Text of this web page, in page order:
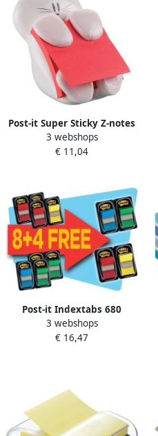
Post-it Super Sticky Z-notes
dispenser kat voor ft 76 x
76 met 1 blok van 90
3 webshops
€ 11,04
Post-it Indextabs 680
25.4x43.2mm 10+2 gratis
assorti 50 tabs per
3 webshops
€ 16,47